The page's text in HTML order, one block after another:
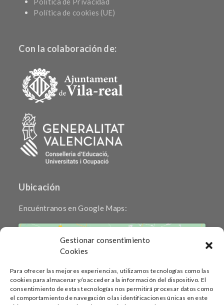
Gestionar consentimiento
Cookies
Para ofrecer las mejores experiencias, utilizamos tecnologías como las
cookies para almacenar y/o acceder a la información del dispositivo. El
consentimiento de estas tecnologías nos permitirá procesar datos como
el comportamiento de navegación o las identificaciones únicas en este
Política de cookies (UE)
Con la colaboración de:
Ubicación
Encuéntranos en Google Maps:
Haz clic para aceptar cookies de marketing
y permitir este contenido